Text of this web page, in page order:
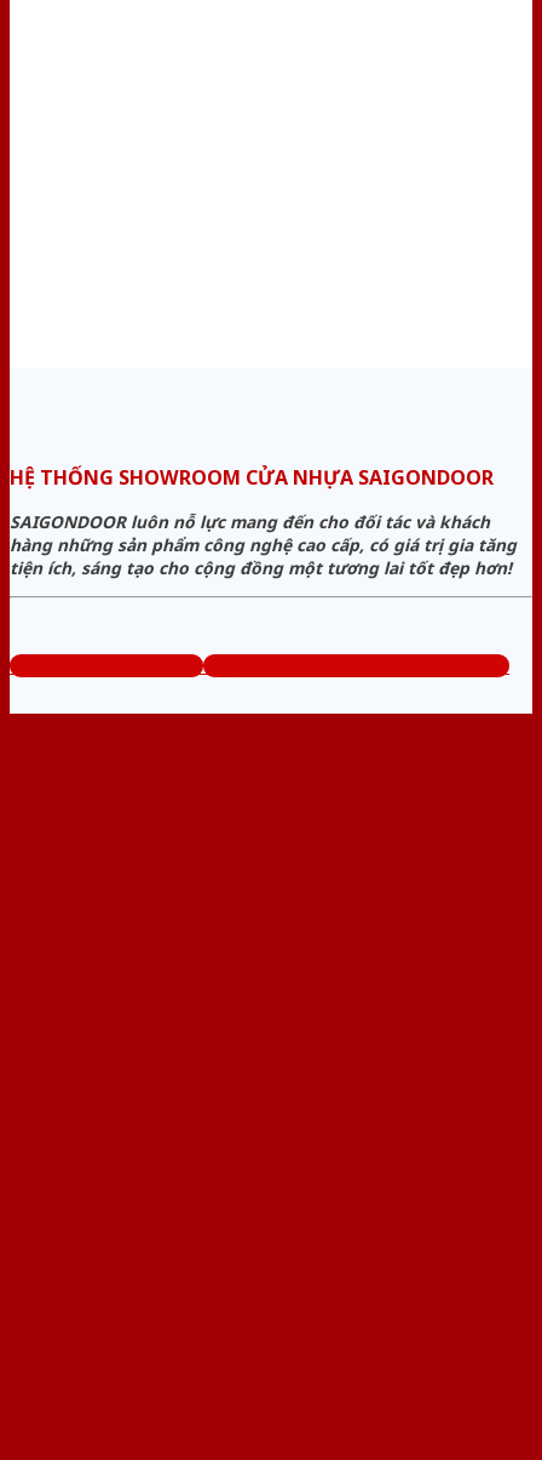
HỆ THỐNG SHOWROOM CỬA NHỰA SAIGONDOOR
SAIGONDOOR luôn nỗ lực mang đến cho đối tác và khách
hàng những sản phẩm công nghệ cao cấp, có giá trị gia tăng
tiện ích, sáng tạo cho cộng đồng một tương lai tốt đẹp hơn!
www.sieuthicuanhua.net Tổng đài tư vấn miễn phí: 0824.400.400